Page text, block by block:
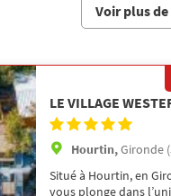
Voir plus
LE VILLAGE
Hourtin,Gironde
Situé à Hourtin, en
vous plonge dans